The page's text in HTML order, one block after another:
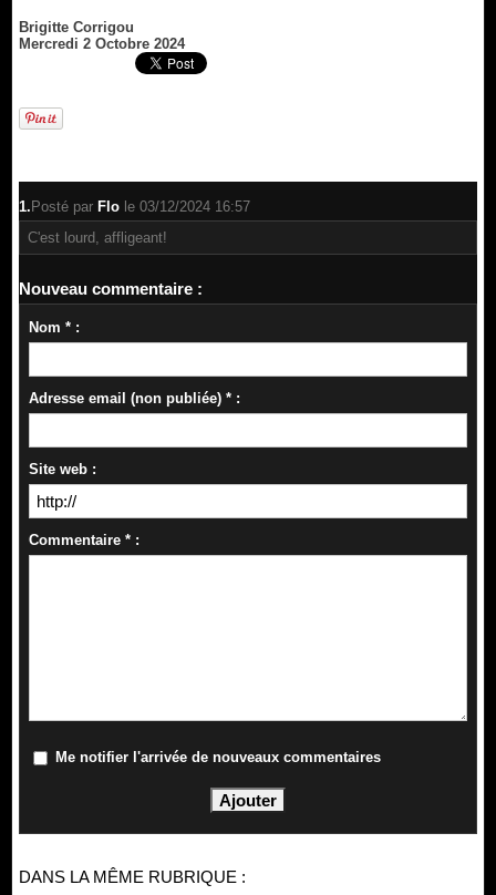
Brigitte Corrigou
Mercredi 2 Octobre 2024
1. Posté par Flo le 03/12/2024 16:57
C'est lourd, affligeant!
Nouveau commentaire :
Nom * :
Adresse email (non publiée) * :
Site web :
Commentaire * :
Me notifier l'arrivée de nouveaux commentaires
DANS LA MÊME RUBRIQUE :